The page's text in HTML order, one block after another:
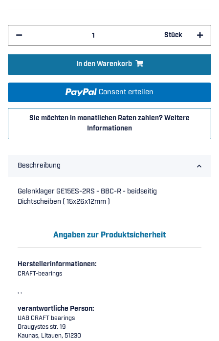
Stück
In den Warenkorb
Consent erteilen
Sie möchten in monatlichen Raten zahlen?Weitere
Informationen
Beschreibung
Gelenklager GE15ES-2RS - BBC-R - beidseitig
Dichtscheiben ( 15x26x12mm )
Angaben zur Produktsicherheit
Herstellerinformationen:
CRAFT-bearings
, ,
verantwortliche Person:
UAB CRAFT bearings
Draugystes str. 19
Kaunas, Litauen, 51230